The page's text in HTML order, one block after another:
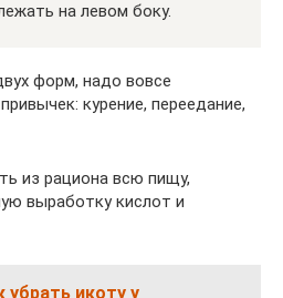
на левом боку.
форм, надо вовсе
курение, переедание,
из рациона всю пищу,
выработку кислот и
убрать икоту у